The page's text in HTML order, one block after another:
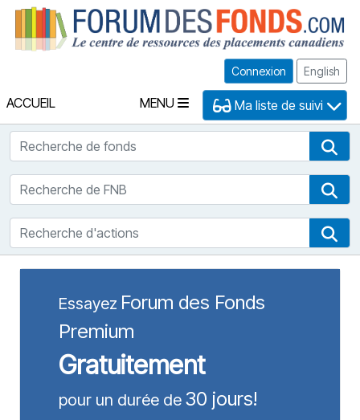
Connexion English
ACCUEIL MENU Ma liste de suivi
Recherche de fonds
Recherche de FNB
Recherche d'actions
Essayez Forum des Fonds
Premium
Gratuitement
pour un durée de 30 jours!